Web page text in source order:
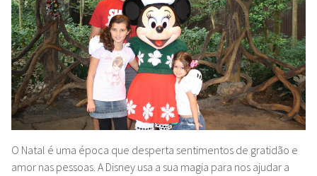
O Natal é uma época que desperta sentimentos de gratidão e
amor nas pessoas. A Disney usa a sua magia para nos ajudar a